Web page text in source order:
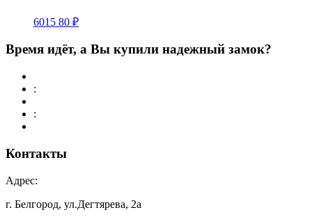
6015 80 ₽
Время идёт, а Вы купили надежный замок?
:
:
Контакты
Адрес:
г. Белгород, ул.Дегтярева, 2а